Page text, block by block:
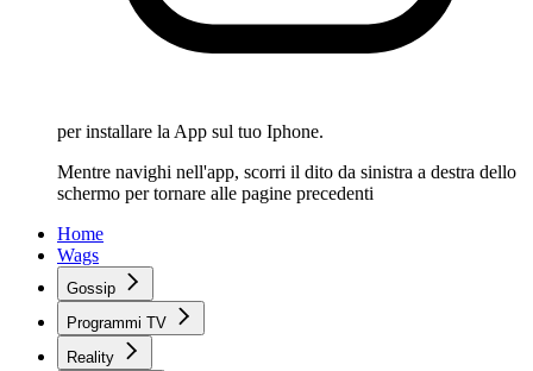
per installare la App sul tuo Iphone.
Mentre navighi nell'app, scorri il dito da sinistra a destra dello
schermo per tornare alle pagine precedenti
Home
Wags
Gossip
Programmi TV
Reality